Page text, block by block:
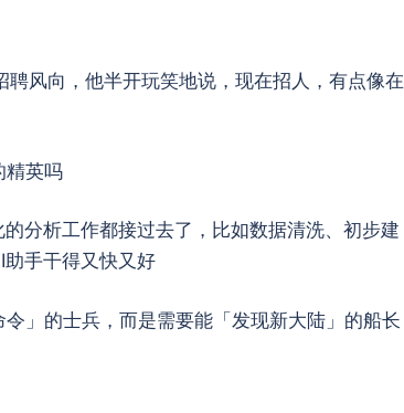
风向，他半开玩笑地说，现在招人，有点像在
精英吗
分析工作都接过去了，比如数据清洗、初步建
手干得又快又好
」的士兵，而是需要能「发现新大陆」的船长